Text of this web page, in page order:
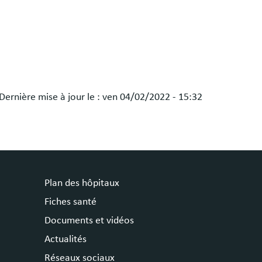
Dernière mise à jour le : ven 04/02/2022 - 15:32
Plan des hôpitaux
Fiches santé
Documents et vidéos
Actualités
Réseaux sociaux